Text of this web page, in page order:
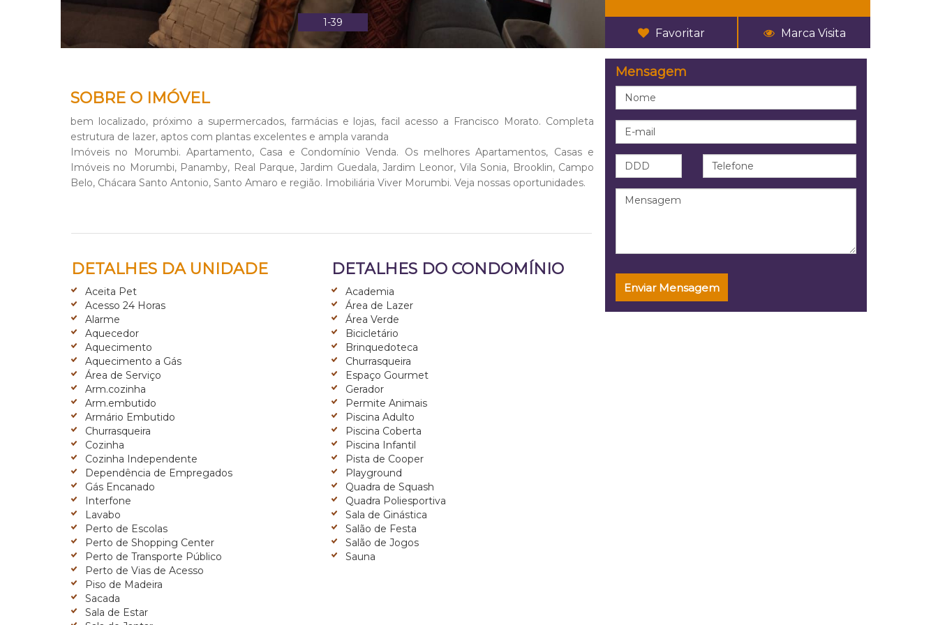
1-39
Favoritar Marca Visita
SOBRE O IMÓVEL
bem localizado, próximo a supermercados, farmácias e lojas, facil acesso a Francisco Morato. Completa
estrutura de lazer, aptos com plantas excelentes e ampla varanda
Imóveis no Morumbi. Apartamento, Casa e Condomínio Venda. Os melhores Apartamentos, Casas e
Imóveis no Morumbi, Panamby, Real Parque, Jardim Guedala, Jardim Leonor, Vila Sonia, Brooklin, Campo
Belo, Chácara Santo Antonio, Santo Amaro e região. Imobiliária Viver Morumbi. Veja nossas oportunidades.
DETALHES DA UNIDADE
Aceita Pet
Acesso 24 Horas
Alarme
Aquecedor
Aquecimento
Aquecimento a Gás
Área de Serviço
Arm.cozinha
Arm.embutido
Armário Embutido
Churrasqueira
Cozinha
Cozinha Independente
Dependência de Empregados
Gás Encanado
Interfone
Lavabo
Perto de Escolas
Perto de Shopping Center
Perto de Transporte Público
Perto de Vias de Acesso
Piso de Madeira
Sacada
Sala de Estar
DETALHES DO CONDOMÍNIO
Academia
Área de Lazer
Área Verde
Bicicletário
Brinquedoteca
Churrasqueira
Espaço Gourmet
Gerador
Permite Animais
Piscina Adulto
Piscina Coberta
Piscina Infantil
Pista de Cooper
Playground
Quadra de Squash
Quadra Poliesportiva
Sala de Ginástica
Salão de Festa
Salão de Jogos
Sauna
Mensagem